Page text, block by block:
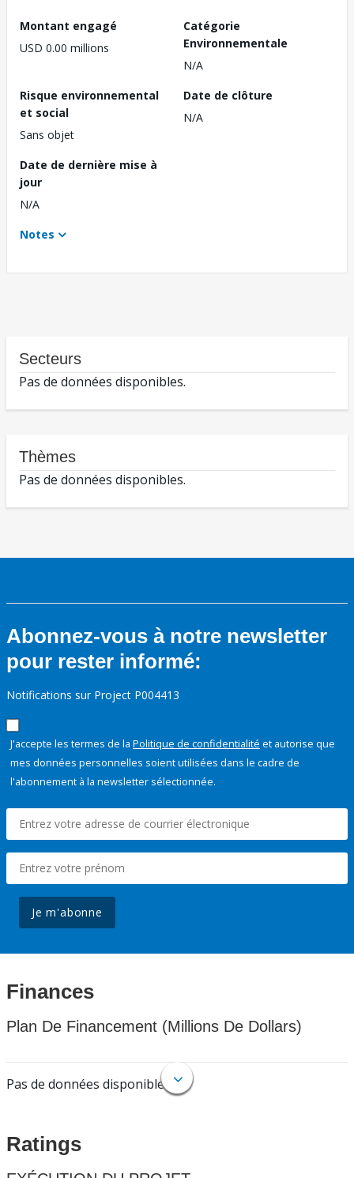
Montant engagé
USD 0.00 millions
Catégorie
Environnementale
N/A
Risque environnemental
et social
Sans objet
Date de clôture
N/A
Date de dernière mise à
jour
N/A
Notes
Secteurs
Pas de données disponibles.
Thèmes
Pas de données disponibles.
Abonnez-vous à notre newsletter
pour rester informé:
Notifications sur Project P004413
J'accepte les termes de la Politique de confidentialité et autorise que
mes données personnelles soient utilisées dans le cadre de
l'abonnement à la newsletter sélectionnée.
Je m'abonne
Finances
Plan De Financement (Millions De Dollars)
Pas de données disponibles.
Ratings